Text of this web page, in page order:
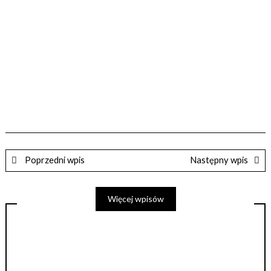
Poprzedni wpis Następny wpis
Więcej wpisów